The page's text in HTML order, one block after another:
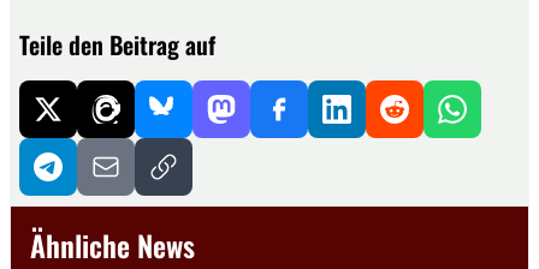
Teile den Beitrag auf
Ähnliche News